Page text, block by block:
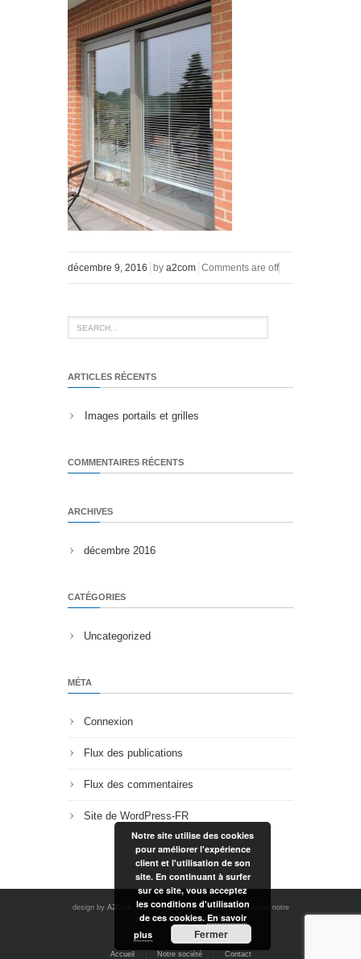
décembre 9, 2016 by a2com Comments are off
ARTICLES RÉCENTS
Images portails et grilles
COMMENTAIRES RÉCENTS
ARCHIVES
décembre 2016
CATÉGORIES
Uncategorized
MÉTA
Connexion
Flux des publications
Flux des commentaires
Site de WordPress-FR
design by A2Com
| En navigant sur ce site, vous acceptez notre
politique de confidentialité.
Accueil Notre société Contact
Notre site utilise des cookies
pour améliorer l'expérience
client et l'utilisation de son
site. En continuant à surfer
sur ce site, vous acceptez
les conditions d'utilisation
de ces cookies. En savoir
plus
Fermer